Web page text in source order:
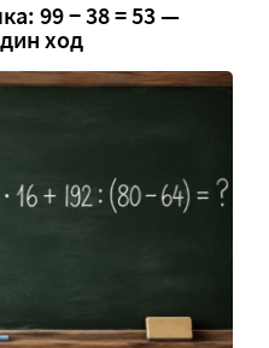
99 − 38 = 53 —
ход